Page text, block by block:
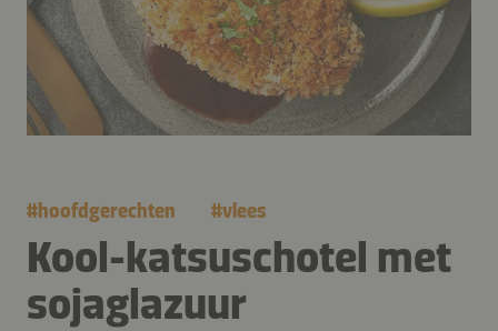
#hoofdgerechten #vlees
Kool-katsuschotel met
sojaglazuur